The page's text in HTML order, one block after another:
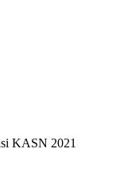
KASN 2021